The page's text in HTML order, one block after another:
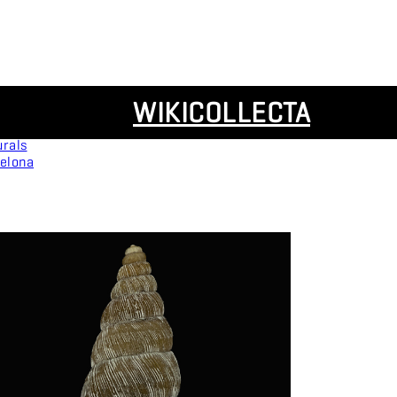
PanoramasWIKICOLLECTA